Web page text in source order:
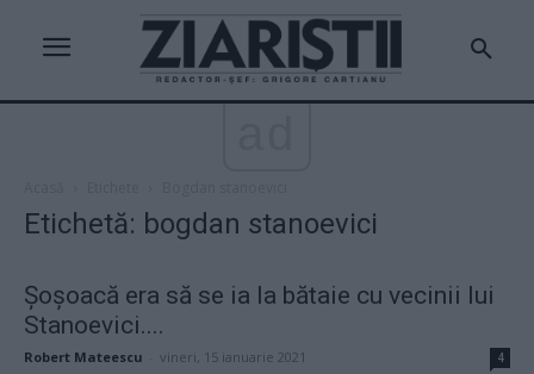
Etichetă: bogdan stanoevici
Șoșoacă era să se ia la bătaie cu vecinii lui
Stanoevici....
Robert Mateescu vineri, 15 ianuarie 2021 4